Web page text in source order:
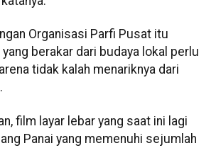
Organisasi Parfi Pusat itu
berakar dari budaya lokal perlu
tidak kalah menariknya dari
film layar lebar yang saat ini lagi
Panai yang memenuhi sejumlah